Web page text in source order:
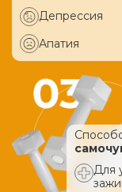
Депрессия
Апатия
Для